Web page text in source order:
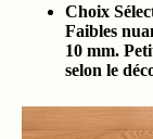
Choix
Faibles
10 mm.
selon le